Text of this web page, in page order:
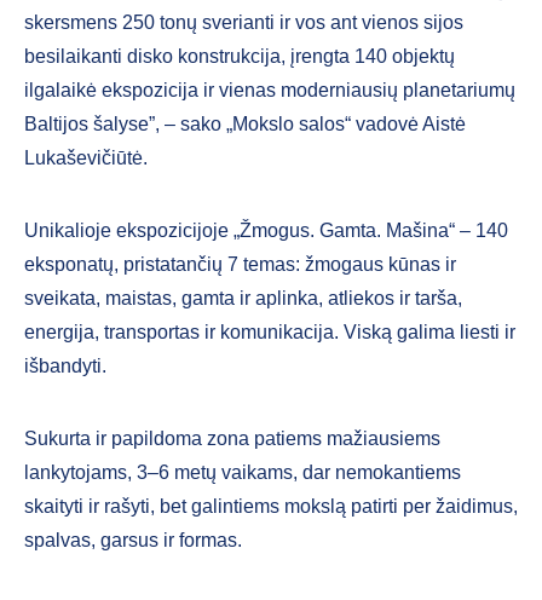
skersmens 250 tonų sverianti ir vos ant vienos sijos
besilaikanti disko konstrukcija, įrengta 140 objektų
ilgalaikė ekspozicija ir vienas moderniausių planetariumų
Baltijos šalyse”, – sako „Mokslo salos“ vadovė Aistė
Lukaševičiūtė.
Unikalioje ekspozicijoje „Žmogus. Gamta. Mašina“ – 140
eksponatų, pristatančių 7 temas: žmogaus kūnas ir
sveikata, maistas, gamta ir aplinka, atliekos ir tarša,
energija, transportas ir komunikacija. Viską galima liesti ir
išbandyti.
Sukurta ir papildoma zona patiems mažiausiems
lankytojams, 3–6 metų vaikams, dar nemokantiems
skaityti ir rašyti, bet galintiems mokslą patirti per žaidimus,
spalvas, garsus ir formas.